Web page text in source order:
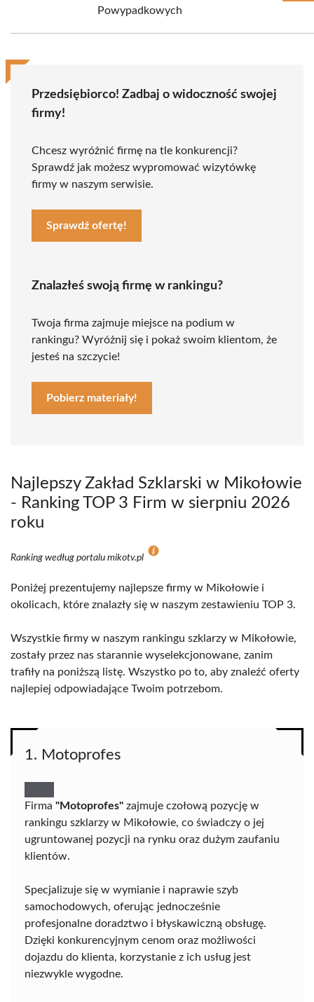
Powypadkowych
Przedsiębiorco! Zadbaj o widoczność swojej
firmy!
Chcesz wyróżnić firmę na tle konkurencji?
Sprawdź jak możesz wypromować wizytówkę
firmy w naszym serwisie.
Sprawdź ofertę!
Znalazłeś swoją firmę w rankingu?
Twoja firma zajmuje miejsce na podium w
rankingu? Wyróżnij się i pokaż swoim klientom, że
jesteś na szczycie!
Pobierz materiały!
Najlepszy Zakład Szklarski w Mikołowie
- Ranking TOP 3 Firm w sierpniu 2026
roku
Ranking według portalu mikotv.pl
Poniżej prezentujemy najlepsze firmy w Mikołowie i
okolicach, które znalazły się w naszym zestawieniu TOP 3.
Wszystkie firmy w naszym rankingu szklarzy w Mikołowie,
zostały przez nas starannie wyselekcjonowane, zanim
trafiły na poniższą listę. Wszystko po to, aby znaleźć oferty
najlepiej odpowiadające Twoim potrzebom.
1. Motoprofes
Firma "Motoprofes" zajmuje czołową pozycję w
rankingu szklarzy w Mikołowie, co świadczy o jej
ugruntowanej pozycji na rynku oraz dużym zaufaniu
klientów.
Specjalizuje się w wymianie i naprawie szyb
samochodowych, oferując jednocześnie
profesjonalne doradztwo i błyskawiczną obsługę.
Dzięki konkurencyjnym cenom oraz możliwości
dojazdu do klienta, korzystanie z ich usług jest
niezwykle wygodne.